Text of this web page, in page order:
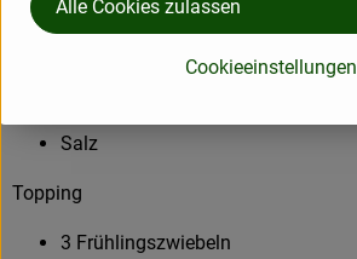
3 EL Sonnenblumen- oder Sesamöl
Salz
Topping
3 Frühlingszwiebeln
Cookieeinstellungen
Alle Cookies zulassen